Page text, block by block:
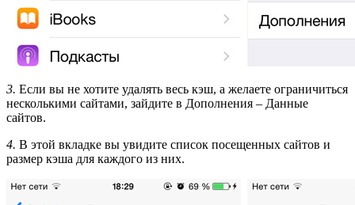
3. Если вы не хотите удалять весь кэш, а желаете ограничиться
несколькими сайтами, зайдите в Дополнения – Данные
сайтов.
4. В этой вкладке вы увидите список посещенных сайтов и
размер кэша для каждого из них.